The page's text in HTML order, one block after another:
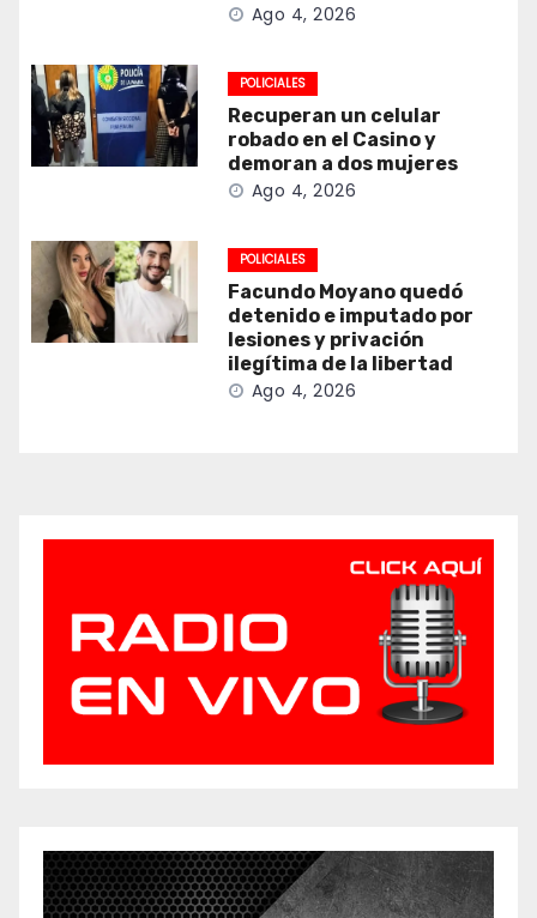
Ago 4, 2026
POLICIALES
Recuperan un celular
robado en el Casino y
demoran a dos mujeres
Ago 4, 2026
POLICIALES
Facundo Moyano quedó
detenido e imputado por
lesiones y privación
ilegítima de la libertad
Ago 4, 2026